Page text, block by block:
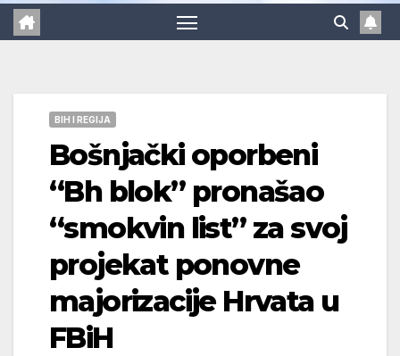
BIH I REGIJA
Bošnjački oporbeni
“Bh blok” pronašao
“smokvin list” za svoj
projekat ponovne
majorizacije Hrvata u
FBiH